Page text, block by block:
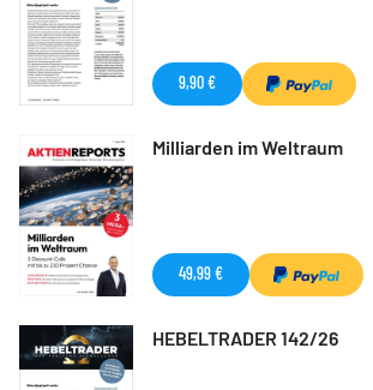
9,90 €
Milliarden im Weltraum
49,99 €
HEBELTRADER 142/26